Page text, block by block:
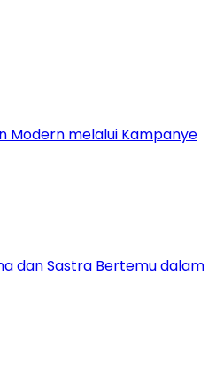
Modern melalui Kampanye
dan Sastra Bertemu dalam